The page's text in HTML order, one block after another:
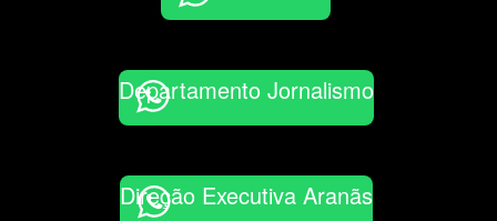
Departamento Jornalismo
Direção Executiva Aranãs